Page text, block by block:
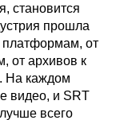
становится
прошла
платформам, от
от архивов к
На каждом
видео, и SRT
всего